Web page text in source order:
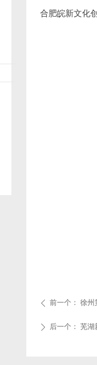
合肥皖新文化
ꄴ 前一个： 徐州
ꄲ 后一个： 芜湖